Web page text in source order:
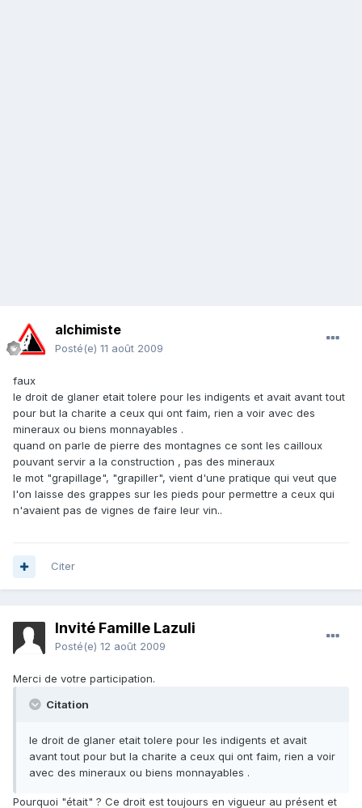
alchimiste
Posté(e) 11 août 2009
faux
le droit de glaner etait tolere pour les indigents et avait avant tout
pour but la charite a ceux qui ont faim, rien a voir avec des
mineraux ou biens monnayables .
quand on parle de pierre des montagnes ce sont les cailloux
pouvant servir a la construction , pas des mineraux
le mot "grapillage", "grapiller", vient d'une pratique qui veut que
l'on laisse des grappes sur les pieds pour permettre a ceux qui
n'avaient pas de vignes de faire leur vin..
Citer
Invité Famille Lazuli
Posté(e) 12 août 2009
Merci de votre participation.
Citation
le droit de glaner etait tolere pour les indigents et avait
avant tout pour but la charite a ceux qui ont faim, rien a voir
avec des mineraux ou biens monnayables .
Pourquoi "était" ? Ce droit est toujours en vigueur au présent et